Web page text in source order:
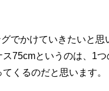
でかけていきたいと思
75cmというのは、1
くるのだと思います。